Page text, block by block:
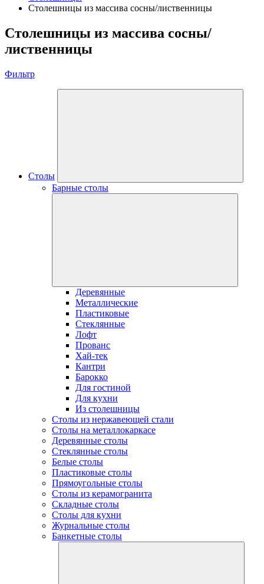
Столешницы из массива сосны/лиственницы
Столешницы из массива сосны/
лиственницы
Фильтр
Столы
Барные столы
Деревянные
Металлические
Пластиковые
Стеклянные
Лофт
Прованс
Хай-тек
Кантри
Барокко
Для гостиной
Для кухни
Из столешницы
Столы из нержавеющей стали
Столы на металлокаркасе
Деревянные столы
Стеклянные столы
Белые столы
Пластиковые столы
Прямоугольные столы
Столы из керамогранита
Складные столы
Столы для кухни
Журнальные столы
Банкетные столы